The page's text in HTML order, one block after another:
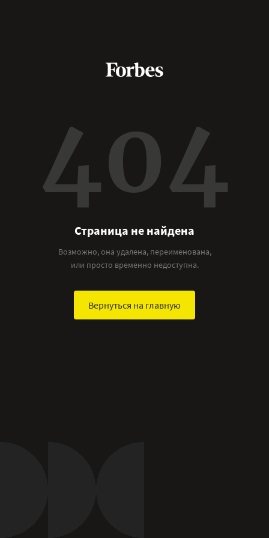
404
Страница не найдена
Возможно, она удалена, переименована,
или просто временно недоступна.
Вернуться на главную